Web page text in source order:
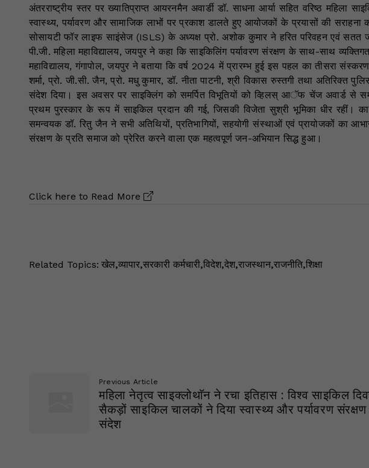
अंतरराष्ट्रीय स्तर पर ख्यातिप्राप्त आयरनमैन अवार्डी डॉ. साधना आर्या सहित वरिष्ठ
स्वास्थ्य, पर्यावरण और सामाजिक लाभों पर प्रकाश डालते हुए आयोजकों के प्रयासों की
सोसायटी फॉर लाइफ साइंसेज (ISLS) के अध्यक्ष प्रो. अशोक कुमार ने हरित परिवहन एवं सतत
पी.जी. महिला महाविद्यालय, जयपुर ने कहा कि साइकिलिंग पर्यावरण संरक्षण के साथ-साथ
महाविद्यालय, गंगापोल, जयपुर ने बताया कि वर्ष 2024 में प्रारम्भ हुई इस पहल का तीसरा
शर्मा, प्रो. जी.सी. जैन, प्रो. मधु कुमार, डॉ. नीता पाटनी, श्री विकास रुस्तगी तथा अतिरिक्त
संदेश दिया। इस अवसर पर साइक्लिंग को समर्पित विभूतियों को व्हिलस् आॅफ चेंज अवार्ड से
प्रथम पुरस्कार के रूप में साइकिल प्रदान की गई, जिसकी विजेता सुश्री भूमिका धीर
समन्वयक डॉ. रितु जैन ने सभी अतिथियों, प्रतिभागियों, सहयोगी संस्थाओं एवं प्रायोजकों का
संरक्षण के प्रति समाज को प्रेरित करने वाला एक महत्वपूर्ण जन-अभियान सिद्ध हुआ।
Click here to Read More
Related Topics: खेल,व्यापार,सरकारी कर्मचारी,विदेश,देश,राजस्थान,राजनीति,शिक्षा
Previous Article
महिला नेतृत्व साइक्लोथाॅन ने रचा इतिहास : विश्व साइकिल
सैकड़ों साइकिल चालकों ने दिया स्वास्थ्य और पर्यावरण
संदेश